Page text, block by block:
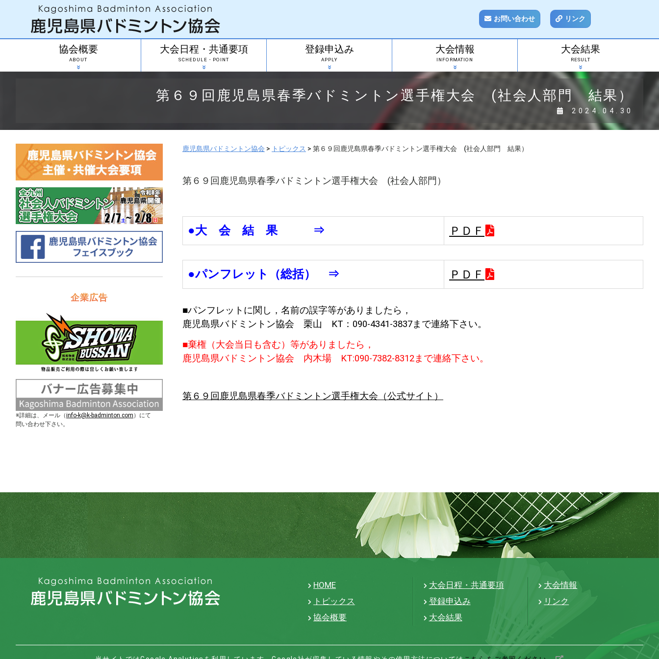
お問い合わせ リンク
協会概要
ABOUT
大会日程・共通要項
SCHEDULE・POINT
登録申込み
APPLY
大会情報
INFORMATION
大会結果
RESULT
第６９回鹿児島県春季バドミントン選手権大会 (社会人部門 結果）
2024.04.30
鹿児島県バドミントン協会 > トピックス > 第６９回鹿児島県春季バドミントン選手権大会 (社会人部門 結果）
第６９回鹿児島県春季バドミントン選手権大会 (社会人部門）
●大 会 結 果 ⇒ ＰＤＦ
●パンフレット（総括） ⇒ ＰＤＦ
■パンフレットに関し，名前の誤字等がありましたら，
鹿児島県バドミントン協会 栗山 KT：090-4341-3837まで連絡下さい。
■棄権（大会当日も含む）等がありましたら，
鹿児島県バドミントン協会 内木場 KT:090-7382-8312まで連絡下さい。
第６９回鹿児島県春季バドミントン選手権大会（公式サイト）
企業広告
※詳細は、メール（info-k@k-badminton.com ）にて
問い合わせ下さい。
HOME
トピックス
協会概要
大会日程・共通要項
登録申込み
大会結果
大会情報
リンク